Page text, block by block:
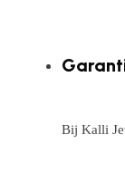
Bij Kalli